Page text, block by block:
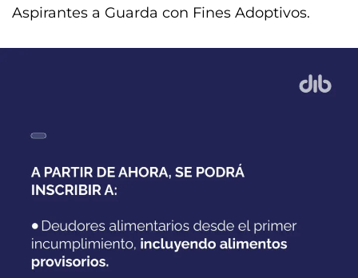
Aspirantes a Guarda con Fines Adoptivos.